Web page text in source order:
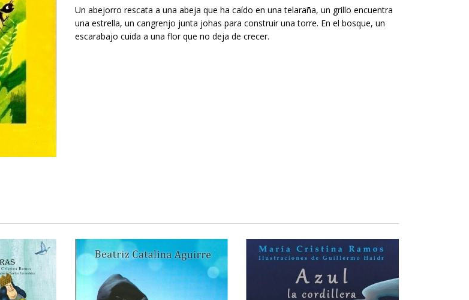
Un abejorro rescata a una abeja que ha caído en una telaraña, un grillo encuentra
una estrella, un cangrenjo junta johas para construir una torre. En el bosque, un
escarabajo cuida a una flor que no deja de crecer.